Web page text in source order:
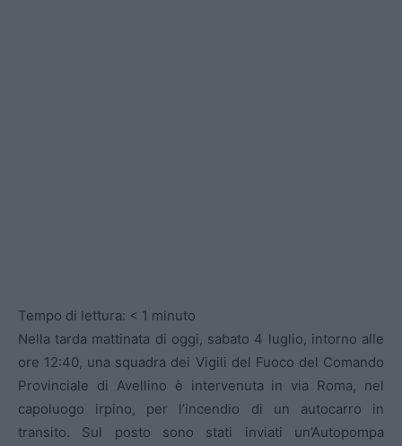
Tempo di lettura: < 1 minuto
Nella tarda mattinata di oggi, sabato 4 luglio, intorno alle
ore 12:40, una squadra dei Vigili del Fuoco del Comando
Provinciale di Avellino è intervenuta in via Roma, nel
capoluogo irpino, per l’incendio di un autocarro in
transito. Sul posto sono stati inviati un’Autopompa